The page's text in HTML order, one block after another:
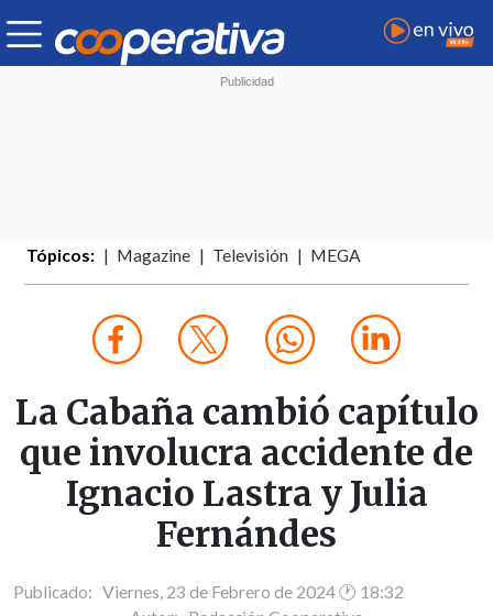
Tópicos: Magazine Televisión MEGA
La Cabaña cambió capítulo
que involucra accidente de
Ignacio Lastra y Julia
Fernándes
Publicado: Viernes, 23 de Febrero de 2024 🕐 18:32